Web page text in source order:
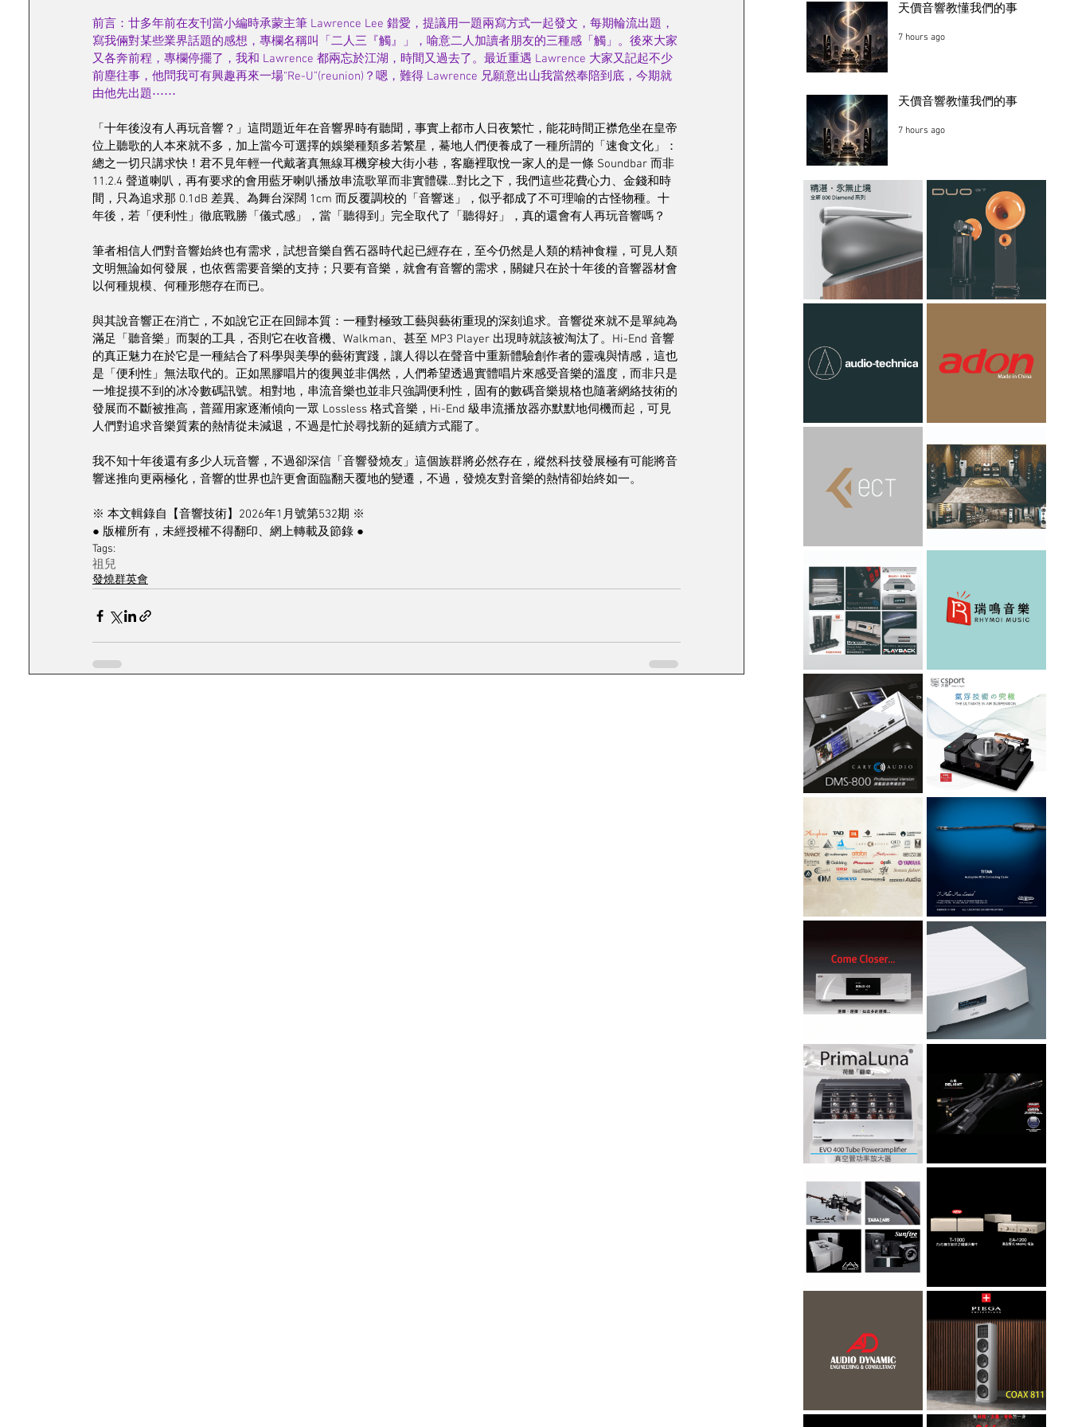
前言：廿多年前在友刊當小編時承蒙主筆 Lawrence Lee 錯愛，提議用一題兩寫方式一起發文，每期輪流出題，
寫我倆對某些業界話題的感想，專欄名稱叫「二人三『觸』」，喻意二人加讀者朋友的三種感「觸」。後來大家
又各奔前程，專欄停擺了，我和 Lawrence 都兩忘於江湖，時間又過去了。最近重遇 Lawrence 大家又記起不少
前塵往事，他問我可有興趣再來一場“Re-U”(reunion)？嗯，難得 Lawrence 兄願意出山我當然奉陪到底，今期就
由他先出題⋯⋯
「十年後沒有人再玩音響？」這問題近年在音響界時有聽聞，事實上都市人日夜繁忙，能花時間正襟危坐在皇帝
位上聽歌的人本來就不多，加上當今可選擇的娛樂種類多若繁星，驀地人們便養成了一種所謂的「速食文化」：
總之一切只講求快！君不見年輕一代戴著真無線耳機穿梭大街小巷，客廳裡取悅一家人的是一條 Soundbar 而非
11.2.4 聲道喇叭，再有要求的會用藍牙喇叭播放串流歌單而非實體碟…對比之下，我們這些花費心力、金錢和時
間，只為追求那 0.1dB 差異、為舞台深闊 1cm 而反覆調校的「音響迷」，似乎都成了不可理喻的古怪物種。十
年後，若「便利性」徹底戰勝「儀式感」，當「聽得到」完全取代了「聽得好」，真的還會有人再玩音響嗎？
筆者相信人們對音響始終也有需求，試想音樂自舊石器時代起已經存在，至今仍然是人類的精神食糧，可見人類
文明無論如何發展，也依舊需要音樂的支持；只要有音樂，就會有音響的需求，關鍵只在於十年後的音響器材會
以何種規模、何種形態存在而已。
與其說音響正在消亡，不如說它正在回歸本質：一種對極致工藝與藝術重現的深刻追求。音響從來就不是單純為
滿足「聽音樂」而製的工具，否則它在收音機、Walkman、甚至 MP3 Player 出現時就該被淘汰了。Hi-End 音響
的真正魅力在於它是一種結合了科學與美學的藝術實踐，讓人得以在聲音中重新體驗創作者的靈魂與情感，這也
是「便利性」無法取代的。正如黑膠唱片的復興並非偶然，人們希望透過實體唱片來感受音樂的溫度，而非只是
一堆捉摸不到的冰冷數碼訊號。相對地，串流音樂也並非只強調便利性，固有的數碼音樂規格也隨著網絡技術的
發展而不斷被推高，普羅用家逐漸傾向一眾 Lossless 格式音樂，Hi-End 級串流播放器亦默默地伺機而起，可見
人們對追求音樂質素的熱情從未減退，不過是忙於尋找新的延續方式罷了。
我不知十年後還有多少人玩音響，不過卻深信「音響發燒友」這個族群將必然存在，縱然科技發展極有可能將音
響迷推向更兩極化，音響的世界也許更會面臨翻天覆地的變遷，不過，發燒友對音樂的熱情卻始終如一。
※ 本文輯錄自【音響技術】2026年1月號第532期 ※
● 版權所有，未經授權不得翻印、網上轉載及節錄 ●
Tags:
祖兒
發燒群英會
天價音響教懂我們的事
7 hours ago
天價音響教懂我們的事
7 hours ago